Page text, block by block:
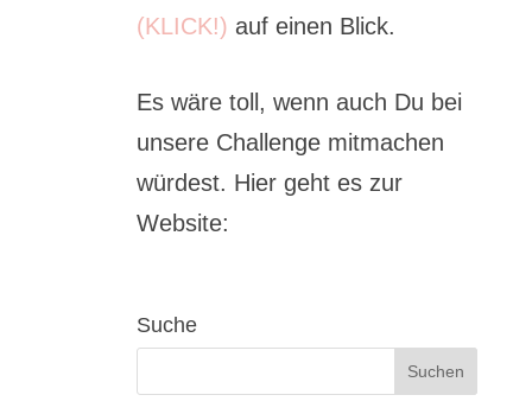
(KLICK!) auf einen Blick.
Es wäre toll, wenn auch Du bei
unsere Challenge mitmachen
würdest. Hier geht es zur
Website:
Suche